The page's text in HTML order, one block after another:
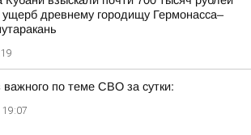
ущерб древнему городищу Гермонасса–
важного по теме СВО за сутки:
19:07